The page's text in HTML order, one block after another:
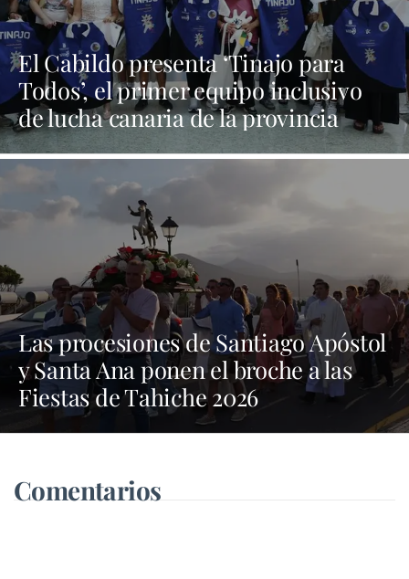
El Cabildo presenta ‘Tinajo para
Todos’, el primer equipo inclusivo
de lucha canaria de la provincia
Las procesiones de Santiago Apóstol
y Santa Ana ponen el broche a las
Fiestas de Tahiche 2026
Comentarios